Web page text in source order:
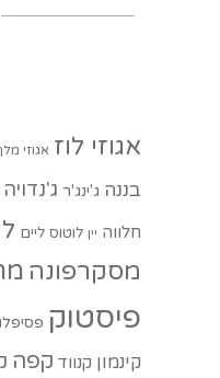
אגוזי לוז אגוזי
בננה ג'ינג'ר ג'נדויה
חלווה יין לוטוס ליים
מסקרפונה
פיסטוק
קינמון קנווד קפה